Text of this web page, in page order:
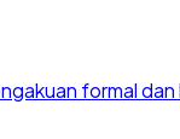
formal